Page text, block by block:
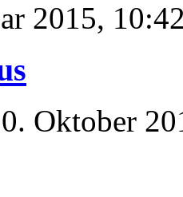
2015,
Oktober